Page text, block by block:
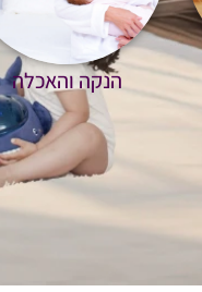
הנקה והאכלה